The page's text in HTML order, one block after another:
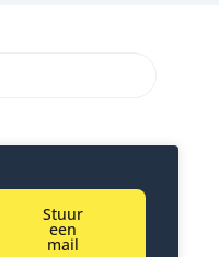
Stuur
een
mail